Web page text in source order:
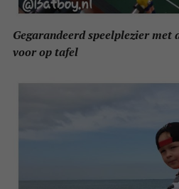
Gegarandeerd speelplezier met
voor op tafel